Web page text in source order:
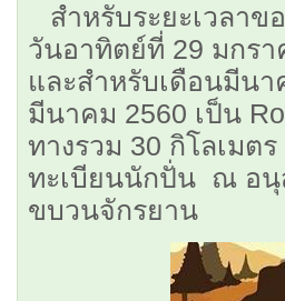
สำหรับระยะเวลา
วันอาทิตย์ที่ 29 มกร
และสำหรับเดือนมีน
มีนาคม 2560 เป็น
ทางรวม 30 กิโลเมต
ทะเบียนนักปั่น ณ อนุ
ขบวนจักรยาน